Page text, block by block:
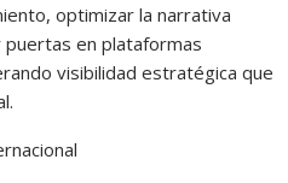
optimizar la narrativa
puertas en plataformas
visibilidad estratégica que